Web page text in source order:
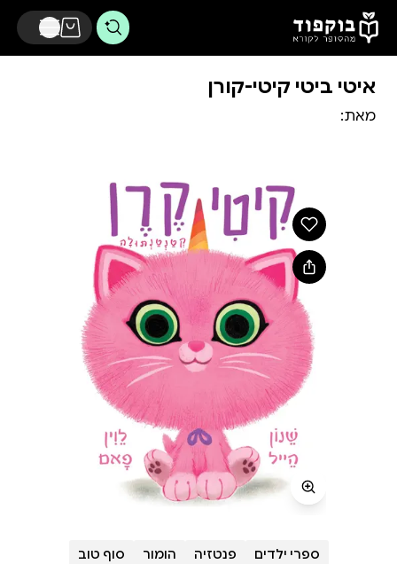
דלג לתוכן הראשי
איטי ביטי קיטי-קורן
מאת:
ספרי ילדים פנטזיה הומור
סוף טוב